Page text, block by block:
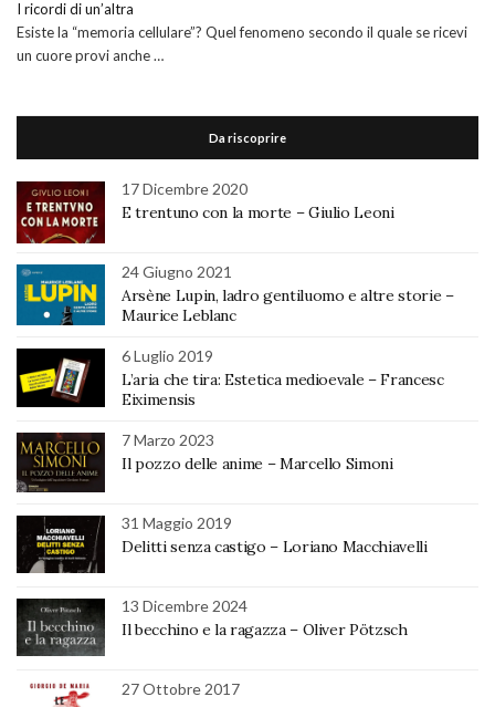
I ricordi di un’altra
Esiste la “memoria cellulare”? Quel fenomeno secondo il quale se ricevi
un cuore provi anche …
Da riscoprire
17 Dicembre 2020
E trentuno con la morte – Giulio Leoni
24 Giugno 2021
Arsène Lupin, ladro gentiluomo e altre storie –
Maurice Leblanc
6 Luglio 2019
L’aria che tira: Estetica medioevale – Francesc
Eiximensis
7 Marzo 2023
Il pozzo delle anime – Marcello Simoni
31 Maggio 2019
Delitti senza castigo – Loriano Macchiavelli
13 Dicembre 2024
Il becchino e la ragazza – Oliver Pötzsch
27 Ottobre 2017